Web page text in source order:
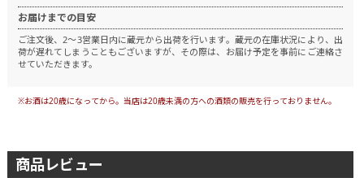
お届けまでの目安
ご注文後、2～3営業日内に蔵元から出荷を行います。 蔵元の在庫状況により、出
荷が遅れてしまうこともございますが、その際は、お届け予定を事前にご連絡さ
せていただきます。
※お酒は20歳になってから。当店は20歳未満の方への酒類の販売を行っておりません。
商品レビュー